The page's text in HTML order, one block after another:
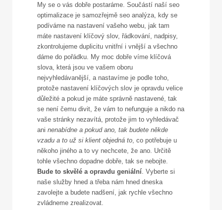
My se o vás dobře postaráme. Součástí naší seo
optimalizace je samozřejmě seo analýza, kdy se
podíváme na nastavení vašeho webu, jak tam
máte nastavení klíčový slov, řádkování, nadpisy,
zkontrolujeme duplicitu vnitřní i vnější a všechno
dáme do pořádku. My moc dobře víme klíčová
slova, která jsou ve vašem oboru
nejvyhledávanější, a nastavíme je podle toho,
protože nastavení klíčových slov je opravdu velice
důležité a pokud je máte správně nastavené, tak
se není čemu divit, že vám to nefunguje a nikdo na
vaše stránky nezavítá, protože jim to vyhledávač
ani nenabídne a pokud ano, tak budete někde
vzadu a to už si klient objedná to , co potřebuje u
někoho jiného a to vy nechcete, že ano. Určitě
tohle všechno dopadne dobře, tak se nebojte.
Bude to skvělé a opravdu geniální . Vyberte si
naše služby hned a třeba nám hned dneska
zavolejte a budete nadšení, jak rychle všechno
zvládneme zrealizovat.